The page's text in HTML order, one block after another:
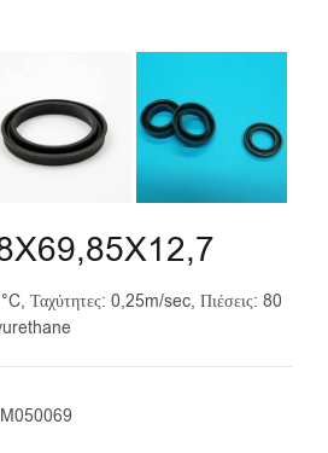
Ταχύτητες: 0,25m/sec, Πιέσεις: 80